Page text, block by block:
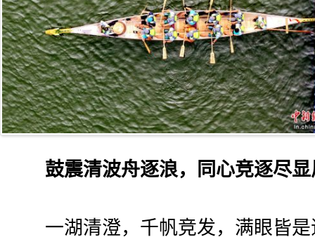
鼓震清波舟逐浪，同心竞逐尽
一湖清澄，千帆竞发，满眼皆是